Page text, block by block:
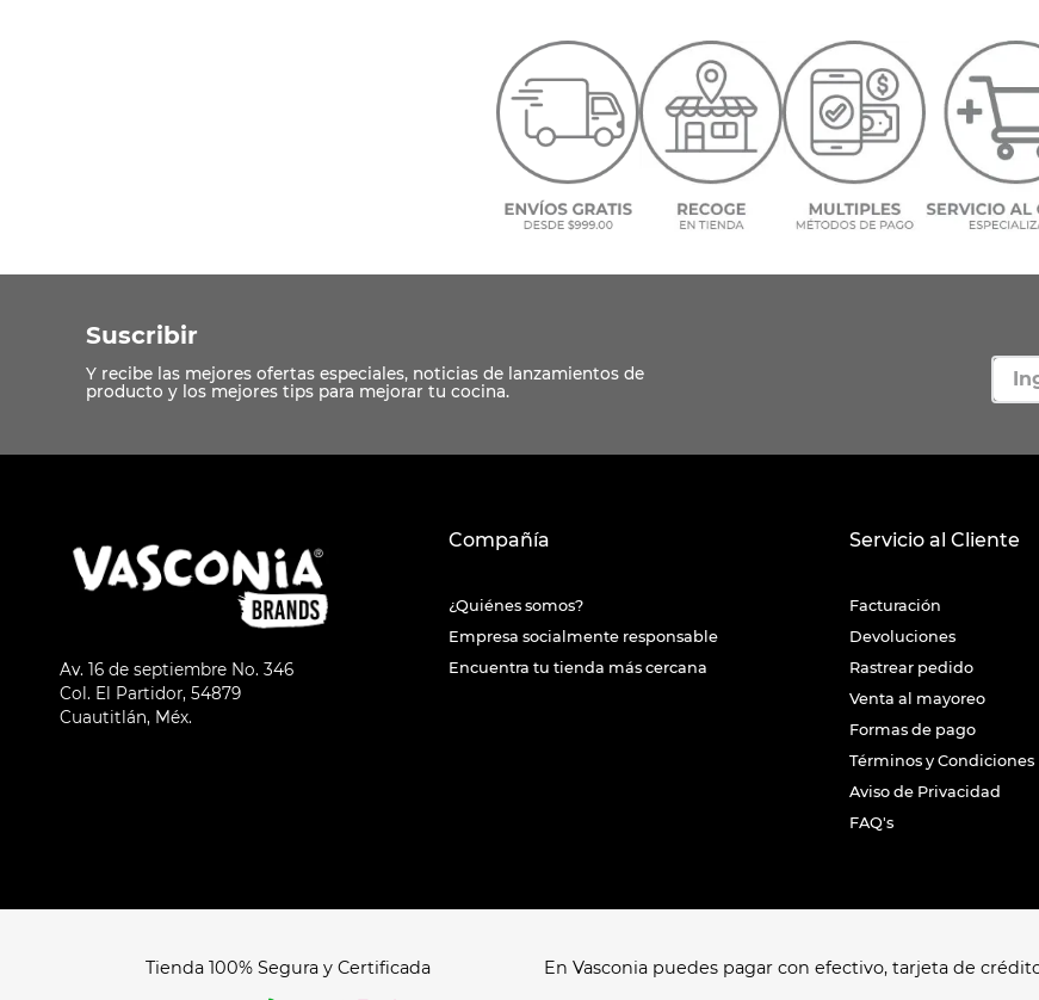
Suscribir
Av. 16 de septiembre No. 346
Col. El Partidor, 54879
Cuautitlán, Méx.
Compañía
¿Quiénes somos?
Empresa socialmente responsable
Encuentra tu tienda más cercana
Servicio al Cliente
Facturación
Devoluciones
Rastrear pedido
Venta al mayoreo
Formas de pago
Términos y Condiciones
Aviso de Privacidad
FAQ's
Tienda 100% Segura y Certificada En Vasconia puedes pagar con efectivo, tarjeta de